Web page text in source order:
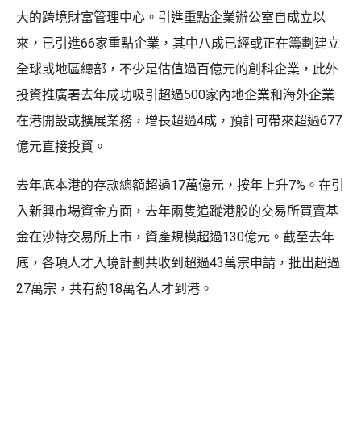
大的跨境財富管理中心。引進重點企業辦公室自成立以
來，已引進66家重點企業，其中八成已經或正在籌劃建立
全球或地區總部，不少是估值過百億元的創科企業，此外
投資推廣署去年成功吸引超過500家內地企業和海外企業
在港開設或擴展業務，增長超過4成，預計可帶來超過677
億元直接投資。
去年底本港的存款總額超過17萬億元，按年上升7%。在引
入新興市場資金方面，去年兩隻追蹤港股的交易所買賣基
金在沙特交易所上市，資產規模超過130億元。截至去年
底，各項人才入境計劃共收到超過43萬宗申請，批出超過
27萬宗，共有約18萬名人才到港。